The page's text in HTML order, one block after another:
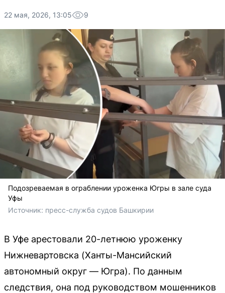
22 мая, 2026, 13:05 9
Подозреваемая в ограблении уроженка Югры в зале суда
Уфы
Источник: пресс-служба судов Башкирии
В Уфе арестовали 20-летнюю уроженку
Нижневартовска (Ханты-Мансийский
автономный округ — Югра). По данным
следствия, она под руководством мошенников